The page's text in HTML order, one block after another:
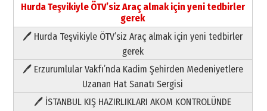
Hurda Teşvikiyle ÖTV’siz Araç almak için yeni tedbirler
gerek
🖊 Hurda Teşvikiyle ÖTV’siz Araç almak için yeni tedbirler
gerek
🖊 Erzurumlular Vakfı’nda Kadim Şehirden Medeniyetlere
Uzanan Hat Sanatı Sergisi
🖊 İSTANBUL KIŞ HAZIRLIKLARI AKOM KONTROLÜNDE
Paranın Aile Kültüründeki Yeri
03 Ağustos 2026 Pazartesi
Yıldırım Gündoğdu